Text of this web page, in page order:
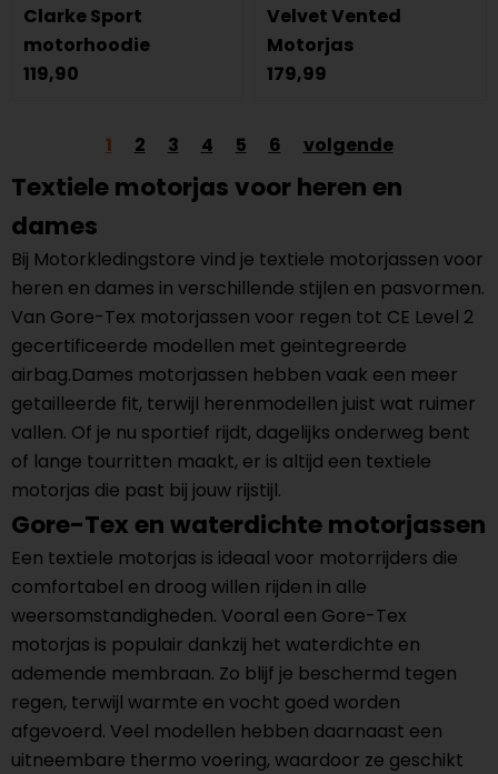
Clarke Sport
motorhoodie
119,90
Velvet Vented
Motorjas
179,99
1 2 3 4 5 6 volgende
Textiele motorjas voor heren en
dames
Bij Motorkledingstore vind je textiele motorjassen voor
heren en dames in verschillende stijlen en pasvormen.
Van Gore-Tex motorjassen voor regen tot CE Level 2
gecertificeerde modellen met geintegreerde
airbag.Dames motorjassen hebben vaak een meer
getailleerde fit, terwijl herenmodellen juist wat ruimer
vallen. Of je nu sportief rijdt, dagelijks onderweg bent
of lange tourritten maakt, er is altijd een textiele
motorjas die past bij jouw rijstijl.
Gore-Tex en waterdichte motorjassen
Een textiele motorjas is ideaal voor motorrijders die
comfortabel en droog willen rijden in alle
weersomstandigheden. Vooral een Gore-Tex
motorjas is populair dankzij het waterdichte en
ademende membraan. Zo blijf je beschermd tegen
regen, terwijl warmte en vocht goed worden
afgevoerd. Veel modellen hebben daarnaast een
uitneembare thermo voering, waardoor ze geschikt